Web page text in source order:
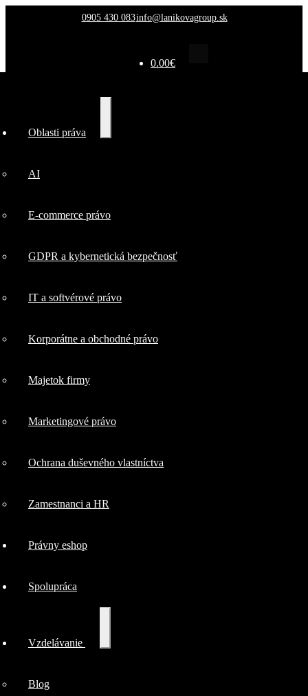
0905 430 083info@lanikovagroup.sk
Oblasti práva
AI
E-commerce právo
GDPR a kybernetická bezpečnosť
IT a softvérové právo
Korporátne a obchodné právo
Majetok firmy
Marketingové právo
Ochrana duševného vlastníctva
Zamestnanci a HR
Právny eshop
Spolupráca
Vzdelávanie
Blog
0.00€